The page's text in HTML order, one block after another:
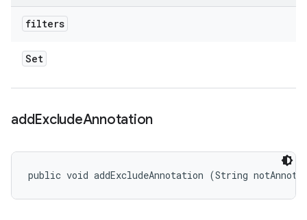
filters
Set
addExcludeAnnotation
public void addExcludeAnnotation (String